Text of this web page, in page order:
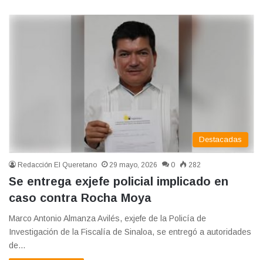
Destacadas
Redacción El Queretano 29 mayo, 2026 0 282
Se entrega exjefe policial implicado en
caso contra Rocha Moya
Marco Antonio Almanza Avilés, exjefe de la Policía de
Investigación de la Fiscalía de Sinaloa, se entregó a autoridades
de…